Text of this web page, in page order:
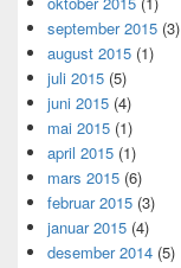
september 2015 (3)
august 2015 (1)
juli 2015 (5)
juni 2015 (4)
mai 2015 (1)
april 2015 (1)
mars 2015 (6)
februar 2015 (3)
januar 2015 (4)
desember 2014 (5)